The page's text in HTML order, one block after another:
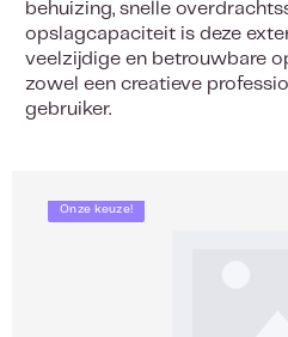
behuizing, snelle
opslagcapaciteit is deze
veelzijdige en betrouwbare
zowel een creatieve
gebruiker.
Onze keuze!